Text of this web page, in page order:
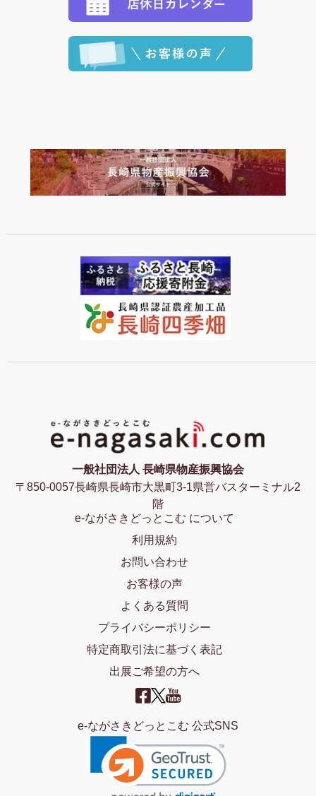
一般社団法人 長崎県物産振興協会
〒850-0057長崎県長崎市大黒町3-1県営バスターミナル2
階
e-ながさきどっとこむ について
利用規約
お問い合わせ
お客様の声
よくある質問
プライバシーポリシー
特定商取引法に基づく表記
出展ご希望の方へ
e-ながさきどっとこむ 公式SNS